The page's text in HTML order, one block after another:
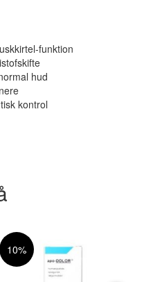
funktion
hud
kontrol
10%